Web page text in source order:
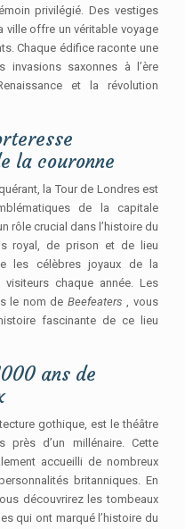
privilégié. Des vestiges
ville offre un véritable voyage
Chaque édifice raconte une
invasions saxonnes à l’ère
et la révolution
la couronne
la Tour de Londres est
de la capitale
rôle crucial dans l’histoire du
royal, de prison et de lieu
les célèbres joyaux de la
chaque année. Les
le nom de Beefeaters, vous
fascinante de ce lieu
ans de
gothique, est le théâtre
près d’un millénaire. Cette
accueilli de nombreux
britanniques. En
découvrirez les tombeaux
qui ont marqué l’histoire du